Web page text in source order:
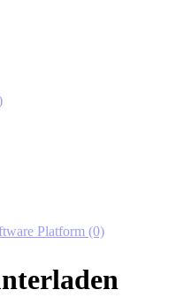
Platform (0)